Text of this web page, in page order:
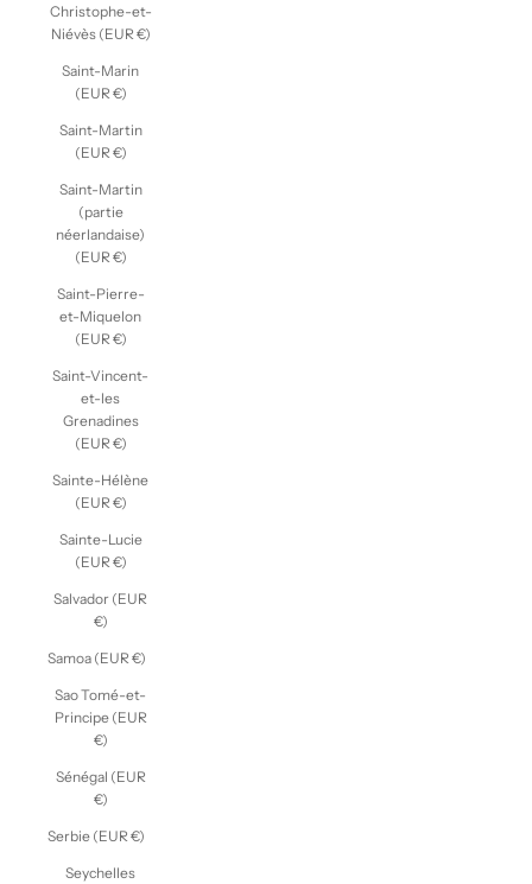
Christophe-et-
Niévès (EUR €)
Saint-Marin
(EUR €)
Saint-Martin
(EUR €)
Saint-Martin
(partie
néerlandaise)
(EUR €)
Saint-Pierre-
et-Miquelon
(EUR €)
Saint-Vincent-
et-les
Grenadines
(EUR €)
Sainte-Hélène
(EUR €)
Sainte-Lucie
(EUR €)
Salvador (EUR
€)
Samoa (EUR €)
Sao Tomé-et-
Principe (EUR
€)
Sénégal (EUR
€)
Serbie (EUR €)
Seychelles